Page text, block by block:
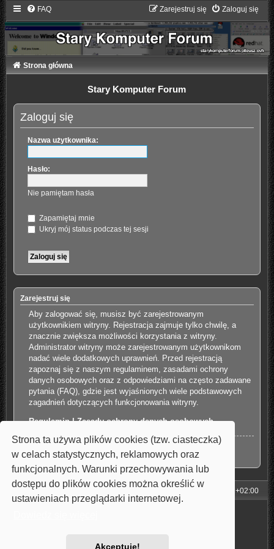
Strona ta używa plików cookies (tzw. ciasteczka)
w celach statystycznych, reklamowych oraz
funkcjonalnych. Warunki przechowywania lub
dostępu do plików cookies można określić w
ustawieniach przeglądarki internetowej.
Akceptuję!
FAQ Zaloguj się
Zarejestruj się
Strona główna
Stary Komputer Forum
Zaloguj się
Nazwa użytkownika:
Hasło:
Nie pamiętam hasła
Zapamiętaj mnie
Ukryj mój status podczas tej sesji
Zarejestruj się
Aby zalogować się, musisz być zarejestrowanym
użytkownikiem witryny. Rejestracja zajmuje tylko chwilę, a
znacznie zwiększa możliwości korzystania z witryny.
Administrator witryny może zarejestrowanym użytkownikom
nadać wiele dodatkowych uprawnień. Przed rejestracją
zapoznaj się z naszym regulaminem, zasadami ochrony
danych osobowych oraz z odpowiedziami na często zadawane
pytania (FAQ), gdzie jest wyjaśnionych wiele podstawowych
zagadnień dotyczących funkcjonowania witryny.
Regulamin|Zasady ochrony danych osobowych
Zarejestruj się
Strona główna UTC+02:00